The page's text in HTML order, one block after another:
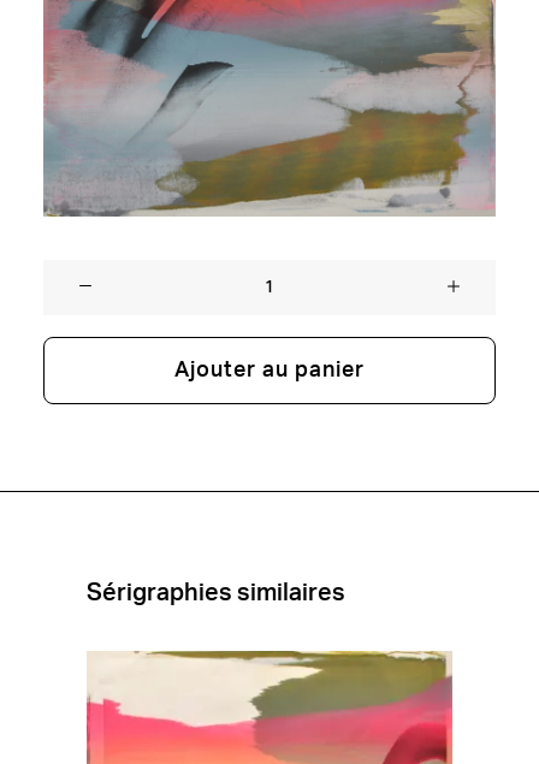
quantité
Neïl
BeloufaSCREEN
Ajouter au panier
Sérigraphies similaires